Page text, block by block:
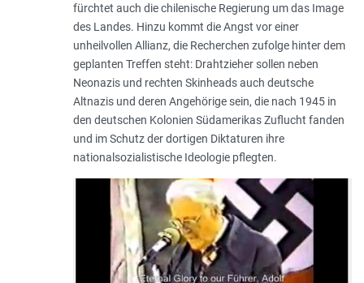
fürchtet auch die chilenische Regierung um das Image
des Landes. Hinzu kommt die Angst vor einer
unheilvollen Allianz, die Recherchen zufolge hinter dem
geplanten Treffen steht: Drahtzieher sollen neben
Neonazis und rechten Skinheads auch deutsche
Altnazis und deren Angehörige sein, die nach 1945 in
den deutschen Kolonien Südamerikas Zuflucht fanden
und im Schutz der dortigen Diktaturen ihre
nationalsozialistische Ideologie pflegten.